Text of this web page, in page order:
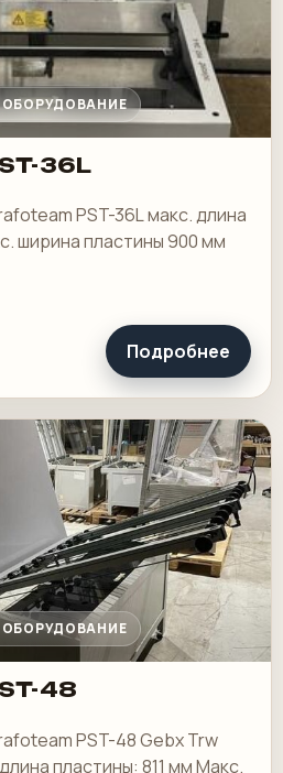
36L
PST-36L макс. длина
ширина пластины 900 мм
Подробнее
48
PST-48 Gebx Trw
пластины: 811 мм Макс.